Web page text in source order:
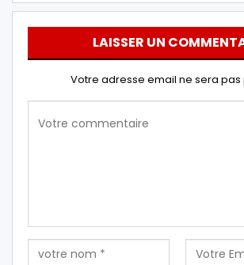
LAISSER UN
Votre adresse email ne sera pas